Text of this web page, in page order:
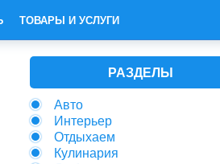
ТОВАРЫ И УСЛУГИ
РАЗДЕЛЫ
Авто
Интерьер
Отдыхаем
Кулинария